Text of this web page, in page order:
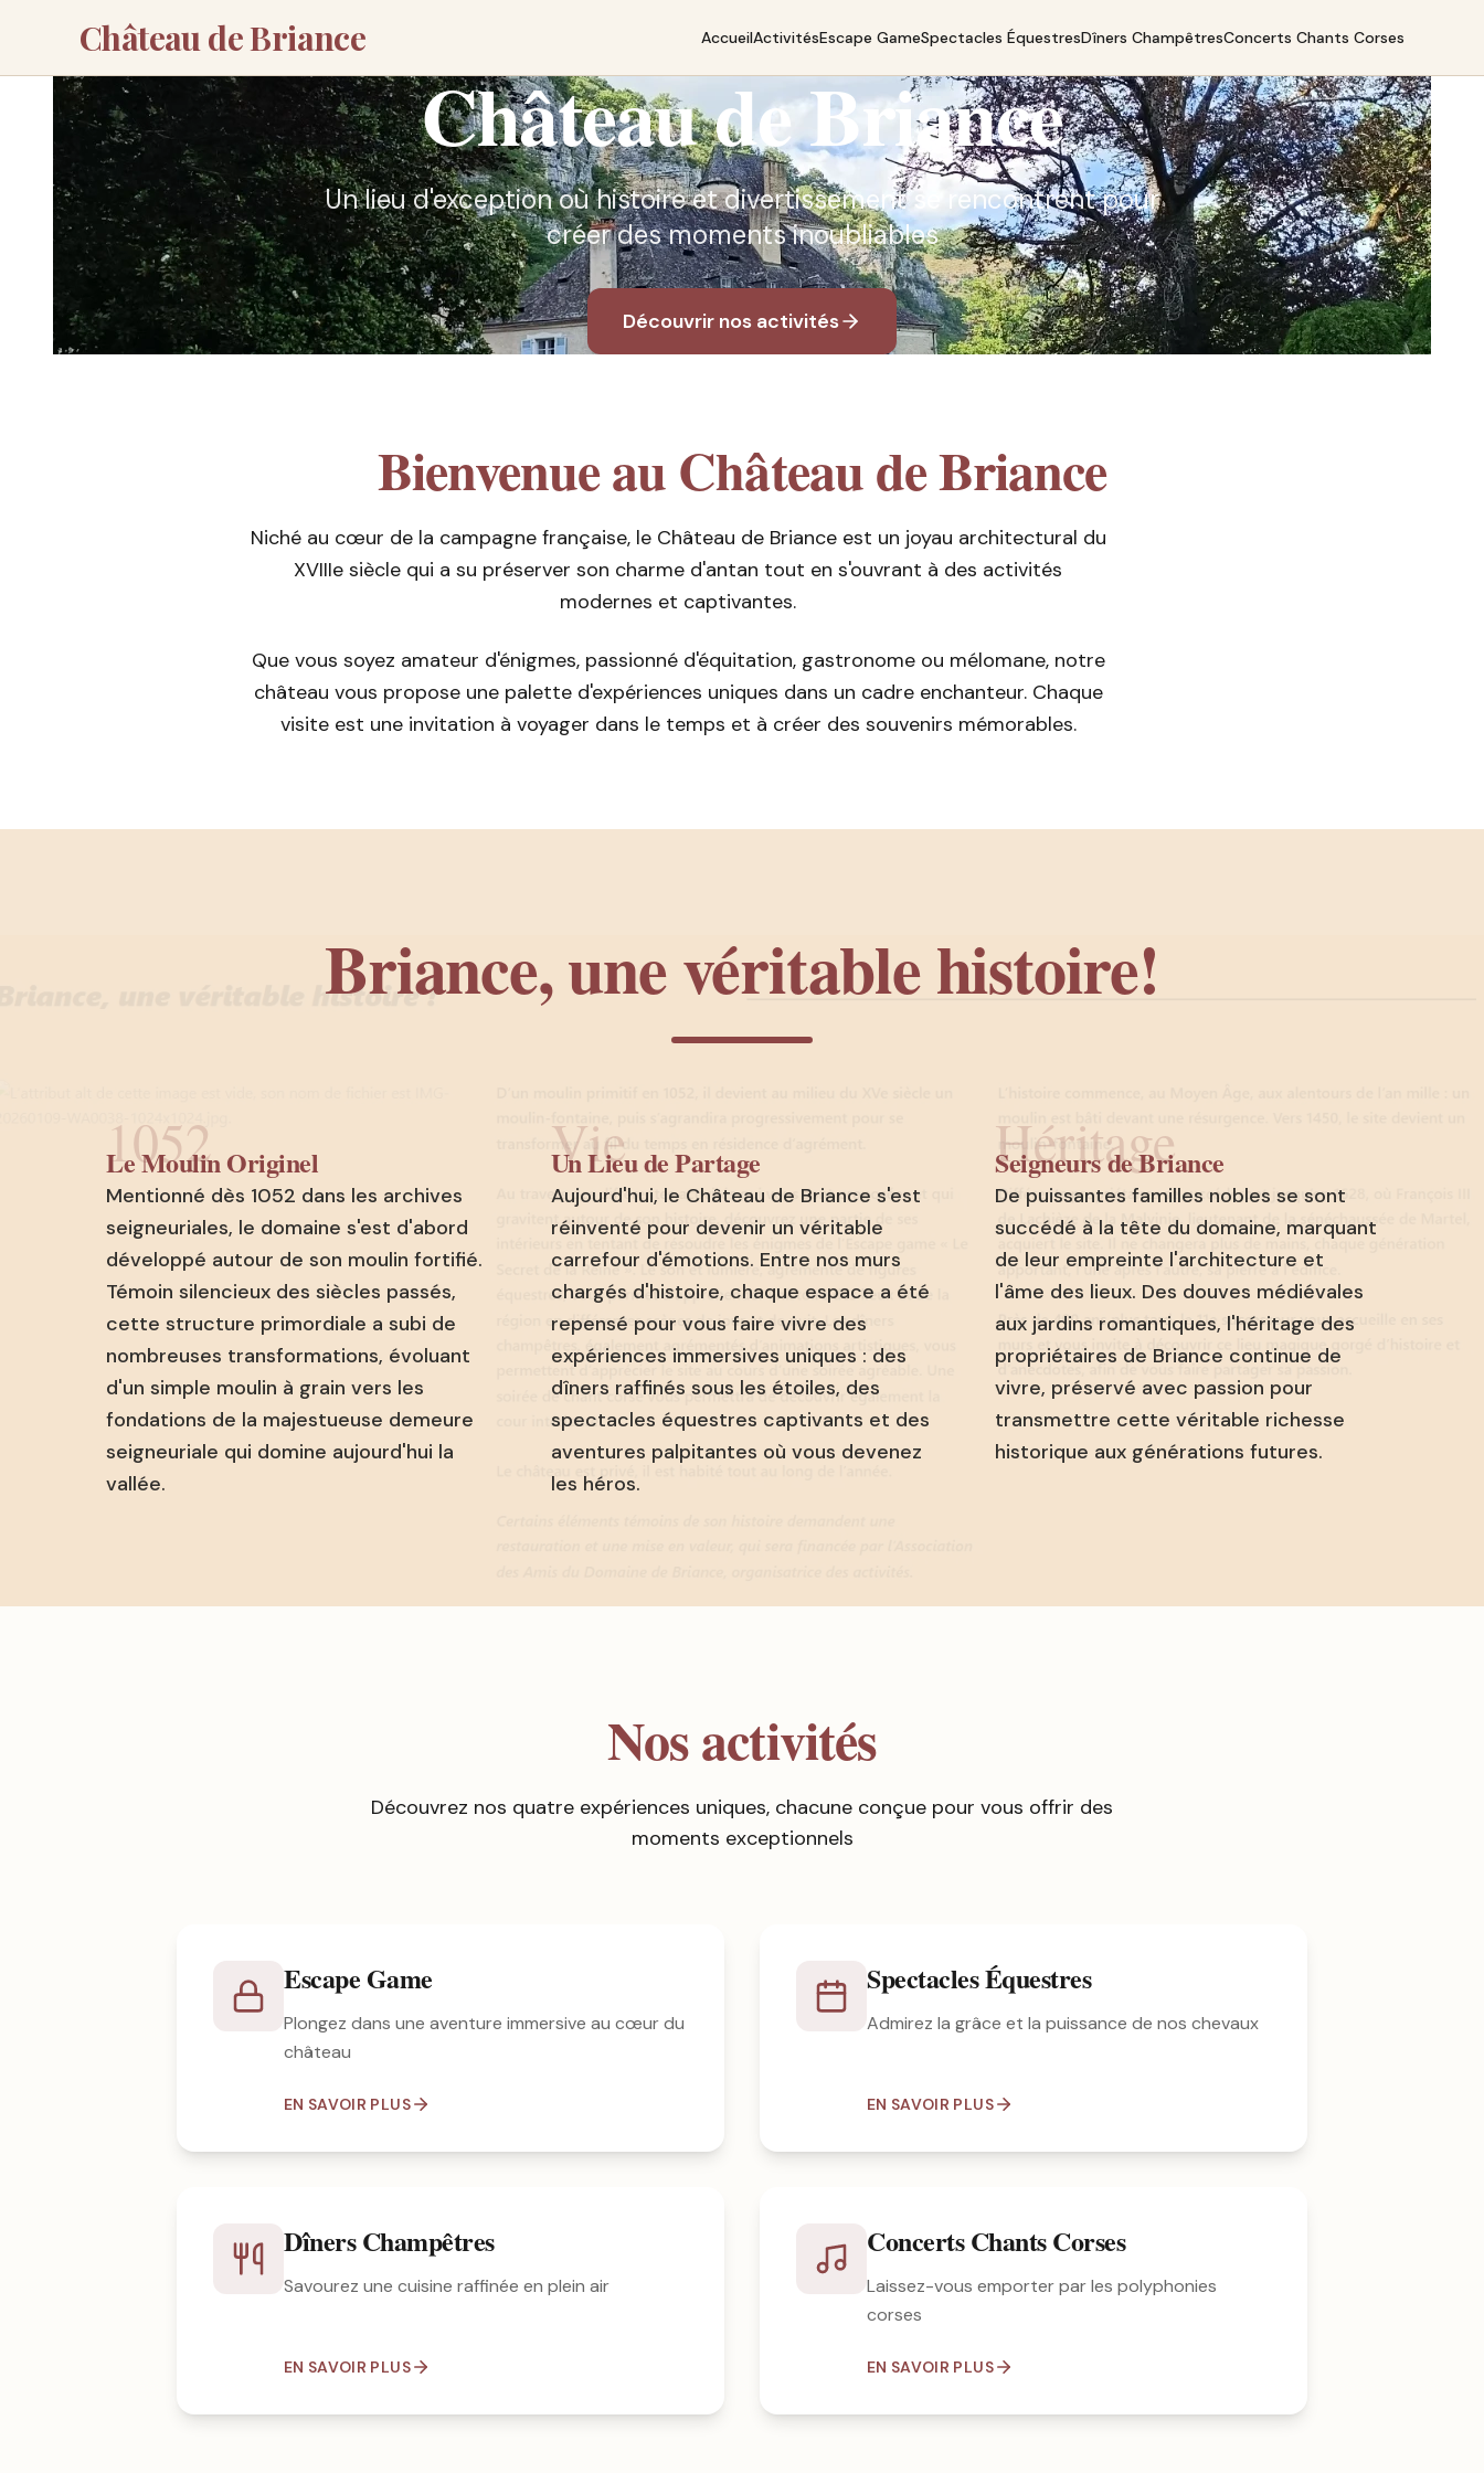
Château de Briance AccueilActivitésEscape GameSpectacles ÉquestresDîners ChampêtresConcerts Chants Corses
Château de Briance
Un lieu d'exception où histoire et divertissement se rencontrent pour
créer des moments inoubliables
Découvrir nos activités
Bienvenue au Château de Briance
Niché au cœur de la campagne française, le Château de Briance est un joyau architectural du
XVIIIe siècle qui a su préserver son charme d'antan tout en s'ouvrant à des activités
modernes et captivantes.
Que vous soyez amateur d'énigmes, passionné d'équitation, gastronome ou mélomane, notre
château vous propose une palette d'expériences uniques dans un cadre enchanteur. Chaque
visite est une invitation à voyager dans le temps et à créer des souvenirs mémorables.
Briance, une véritable histoire!
1052
Le Moulin Originel
Mentionné dès 1052 dans les archives
seigneuriales, le domaine s'est d'abord
développé autour de son moulin fortifié.
Témoin silencieux des siècles passés,
cette structure primordiale a subi de
nombreuses transformations, évoluant
d'un simple moulin à grain vers les
fondations de la majestueuse demeure
seigneuriale qui domine aujourd'hui la
vallée.
Vie
Un Lieu de Partage
Aujourd'hui, le Château de Briance s'est
réinventé pour devenir un véritable
carrefour d'émotions. Entre nos murs
chargés d'histoire, chaque espace a été
repensé pour vous faire vivre des
expériences immersives uniques : des
dîners raffinés sous les étoiles, des
spectacles équestres captivants et des
aventures palpitantes où vous devenez
les héros.
Héritage
Seigneurs de Briance
De puissantes familles nobles se sont
succédé à la tête du domaine, marquant
de leur empreinte l'architecture et
l'âme des lieux. Des douves médiévales
aux jardins romantiques, l'héritage des
propriétaires de Briance continue de
vivre, préservé avec passion pour
transmettre cette véritable richesse
historique aux générations futures.
Nos activités
Découvrez nos quatre expériences uniques, chacune conçue pour vous offrir des
moments exceptionnels
Escape Game
Plongez dans une aventure immersive au cœur du
château
EN SAVOIR PLUS
Spectacles Équestres
Admirez la grâce et la puissance de nos chevaux
EN SAVOIR PLUS
Dîners Champêtres
Savourez une cuisine raffinée en plein air
EN SAVOIR PLUS
Concerts Chants Corses
Laissez-vous emporter par les polyphonies
corses
EN SAVOIR PLUS